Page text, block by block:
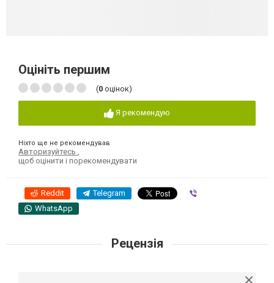
Оцініть першим
(0 оцінок)
Я рекомендую
Ніхто ще не рекомендував
Авторизуйтесь
щоб оцінити і порекомендувати
Reddit Telegram
WhatsApp
Рецензія